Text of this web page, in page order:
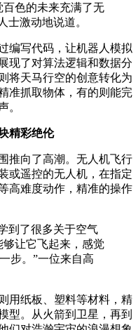
色的未来充满了无
士激动地说道。
编写代码，让机器人模拟
现了对算法逻辑和数据分
将天马行空的创意转化为
准抓取物体，有的则能完
。
精彩绝伦
推向了高潮。无人机飞行
或遥控的无人机，在指定
高难度动作，精准的操作
到了很多关于空气
让它飞起来，感觉
步。”一位来自高
用纸板、塑料等材料，精
型。从火箭到卫星，再到